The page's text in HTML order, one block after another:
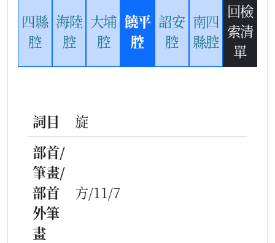
四縣
腔
海陸
腔
大埔
腔
饒平
腔
詔安
腔
南四
縣腔
回檢
索清
單
詞目
旋
部首/
筆畫/
部首
外筆
畫
方/11/7